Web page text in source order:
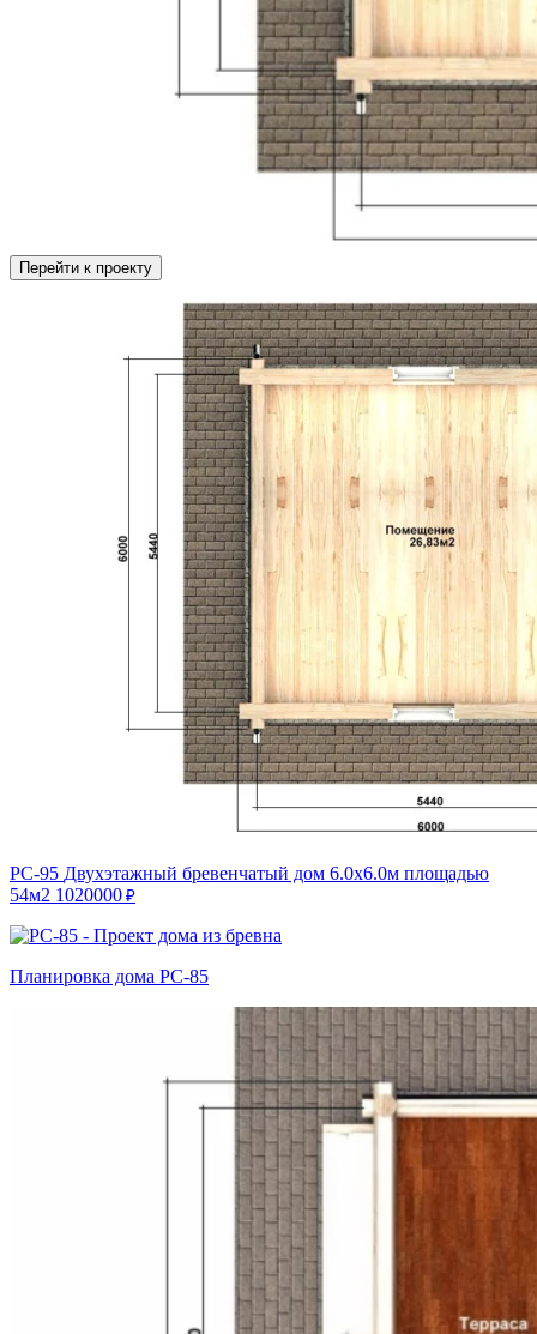
Перейти к проекту
РС-95 Двухэтажный бревенчатый дом 6.0х6.0м площадью
54м2 1020000 ₽
Планировка дома РС-85